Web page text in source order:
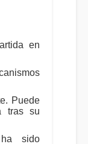
en
Puede
tras su
sido